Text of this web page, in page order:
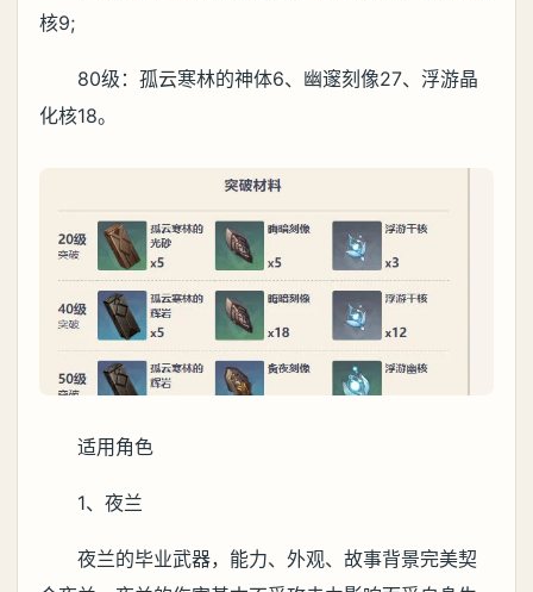
核9;
80级：孤云寒林的神体6、幽邃刻像27、浮游晶
化核18。
适用角色
1、夜兰
夜兰的毕业武器，能力、外观、故事背景完美契